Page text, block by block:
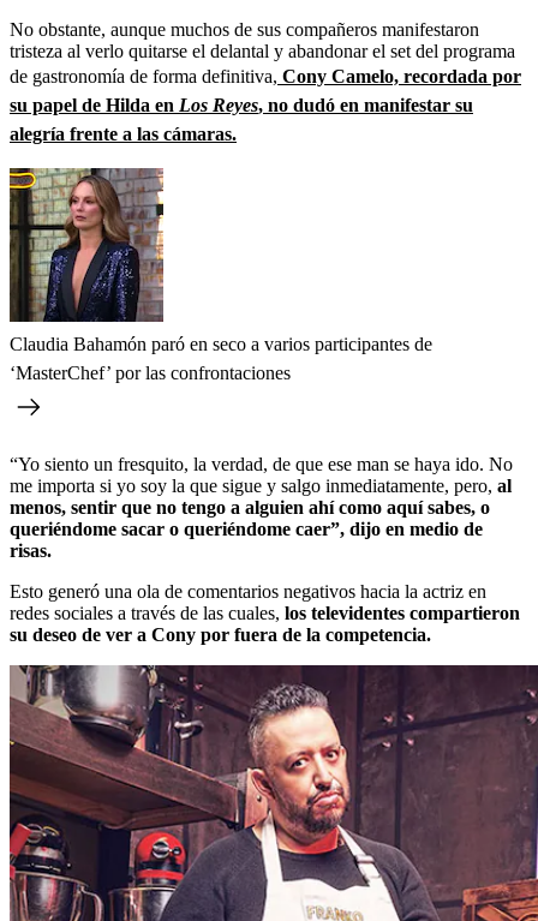
No obstante, aunque muchos de sus compañeros manifestaron
tristeza al verlo quitarse el delantal y abandonar el set del programa
de gastronomía de forma definitiva, Cony Camelo, recordada por
su papel de Hilda en Los Reyes, no dudó en manifestar su
alegría frente a las cámaras.
Claudia Bahamón paró en seco a varios participantes de
‘MasterChef’ por las confrontaciones
“Yo siento un fresquito, la verdad, de que ese man se haya ido. No
me importa si yo soy la que sigue y salgo inmediatamente, pero, al
menos, sentir que no tengo a alguien ahí como aquí sabes, o
queriéndome sacar o queriéndome caer”, dijo en medio de
risas.
Esto generó una ola de comentarios negativos hacia la actriz en
redes sociales a través de las cuales, los televidentes compartieron
su deseo de ver a Cony por fuera de la competencia.